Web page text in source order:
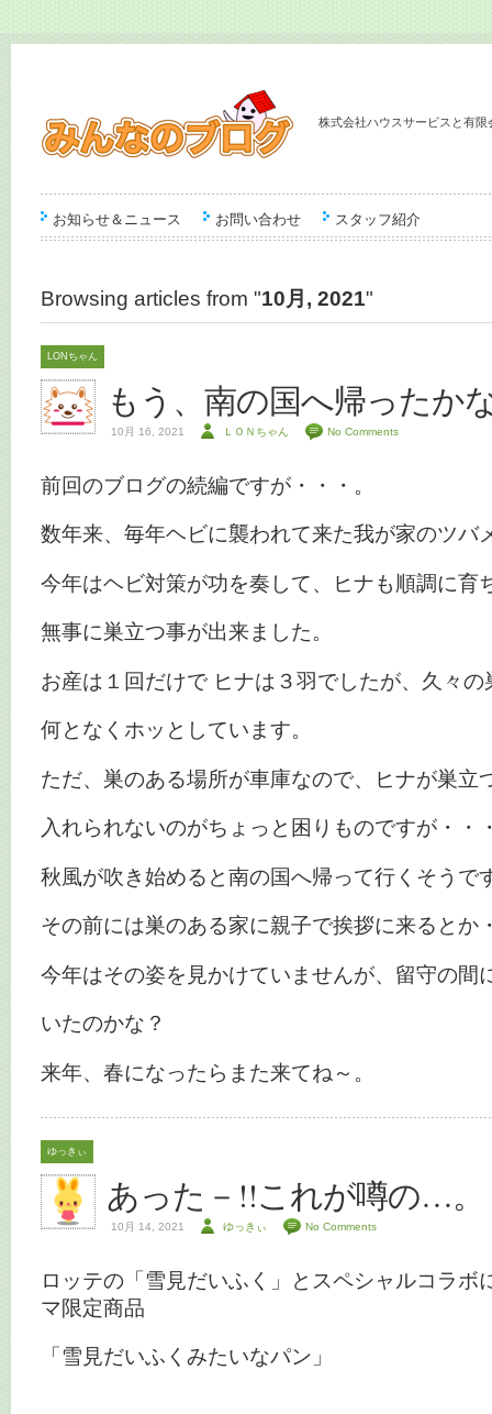
株式会社ハウスサービスと有
お知らせ＆ニュース お問い合わせ スタッフ紹介
Browsing articles from "10月, 2021"
LONちゃん
もう、南の国へ帰ったか
10月 16, 2021 ＬＯＮちゃん No Comments
前回のブログの続編ですが・・・。
数年来、毎年ヘビに襲われて来た我が家のツバ
今年はヘビ対策が功を奏して、ヒナも順調に育
無事に巣立つ事が出来ました。
お産は１回だけで ヒナは３羽でしたが、久々の
何となくホッとしています。
ただ、巣のある場所が車庫なので、ヒナが巣立
入れられないのがちょっと困りものですが・・
秋風が吹き始めると南の国へ帰って行くそうで
その前には巣のある家に親子で挨拶に来るとか
今年はその姿を見かけていませんが、留守の間
いたのかな？
来年、春になったらまた来てね～。
ゆっきぃ
あった－!!これが噂の…。
10月 14, 2021 ゆっきぃ No Comments
ロッテの「雪見だいふく」とスペシャルコラボ
マ限定商品
「雪見だいふくみたいなパン」